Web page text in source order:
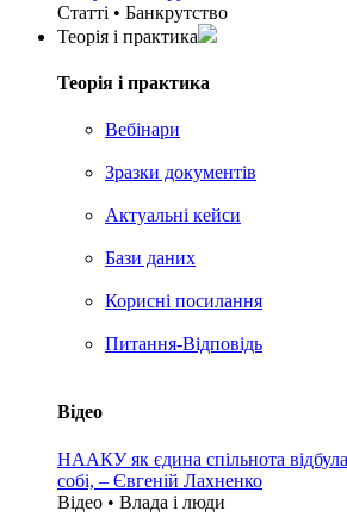
Статті • Банкрутство
Теорія i практика
Теорія i практика
Вебінари
Зразки документів
Актуальні кейси
Бази даних
Корисні посилання
Питання-Відповідь
Відео
НААКУ як єдина спільнота
собі, – Євгеній Лахненко
Відео • Влада i люди